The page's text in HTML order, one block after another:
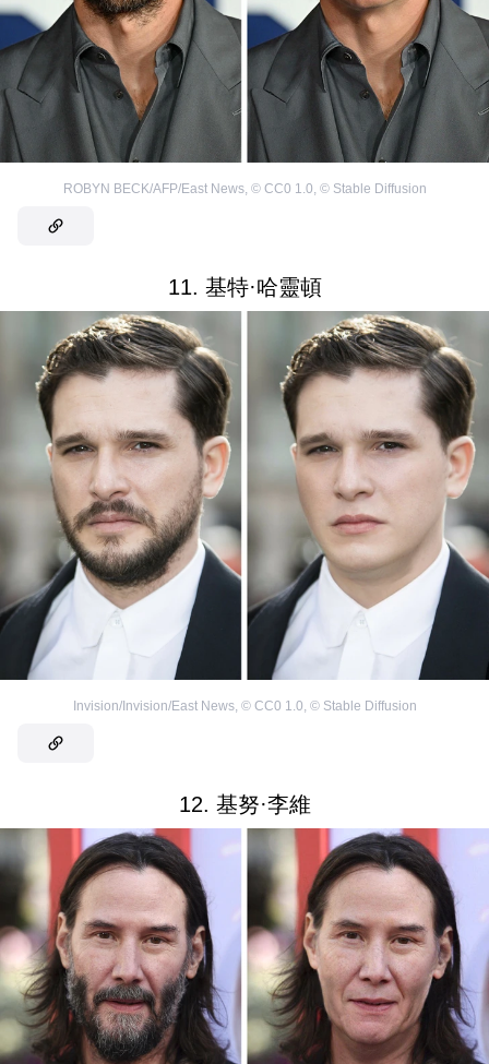
ROBYN BECK/AFP/East News, © CC0 1.0, © Stable Diffusion
11. 基特·哈靈頓
Invision/Invision/East News, © CC0 1.0 © Stable Diffusion
12. 基努·李維